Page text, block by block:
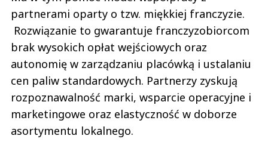
partnerami oparty o tzw. miękkiej franczyzie.
Rozwiązanie to gwarantuje franczyzobiorcom
brak wysokich opłat wejściowych oraz
autonomię w zarządzaniu placówką i ustalaniu
cen paliw standardowych. Partnerzy zyskują
rozpoznawalność marki, wsparcie operacyjne i
marketingowe oraz elastyczność w doborze
asortymentu lokalnego.